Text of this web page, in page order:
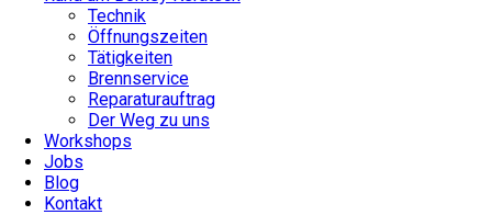
Technik
Öffnungszeiten
Tätigkeiten
Brennservice
Reparaturauftrag
Der Weg zu uns
Workshops
Jobs
Blog
Kontakt